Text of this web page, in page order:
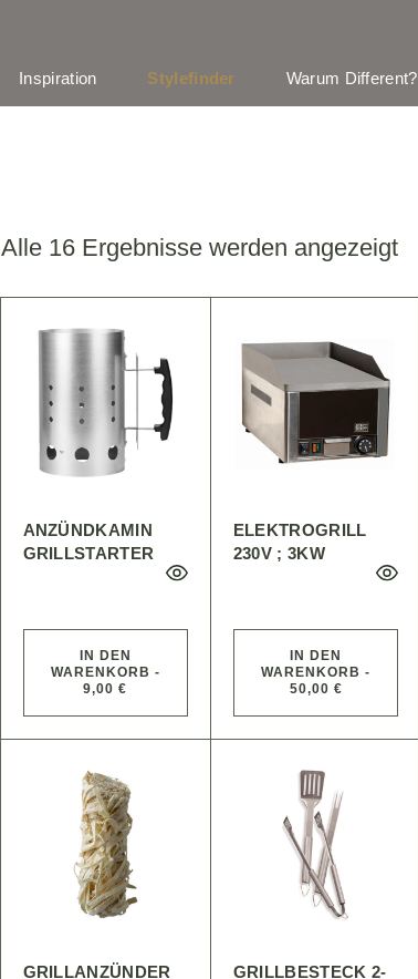
Inspiration Stylefinder Warum Different?
Alle 16 Ergebnisse werden angezeigt
ANZÜNDKAMIN
GRILLSTARTER
IN DEN
WARENKORB -
9,00 €
ELEKTROGRILL
230V ; 3KW
IN DEN
WARENKORB -
50,00 €
GRILLANZÜNDER
GRILLBESTECK 2-